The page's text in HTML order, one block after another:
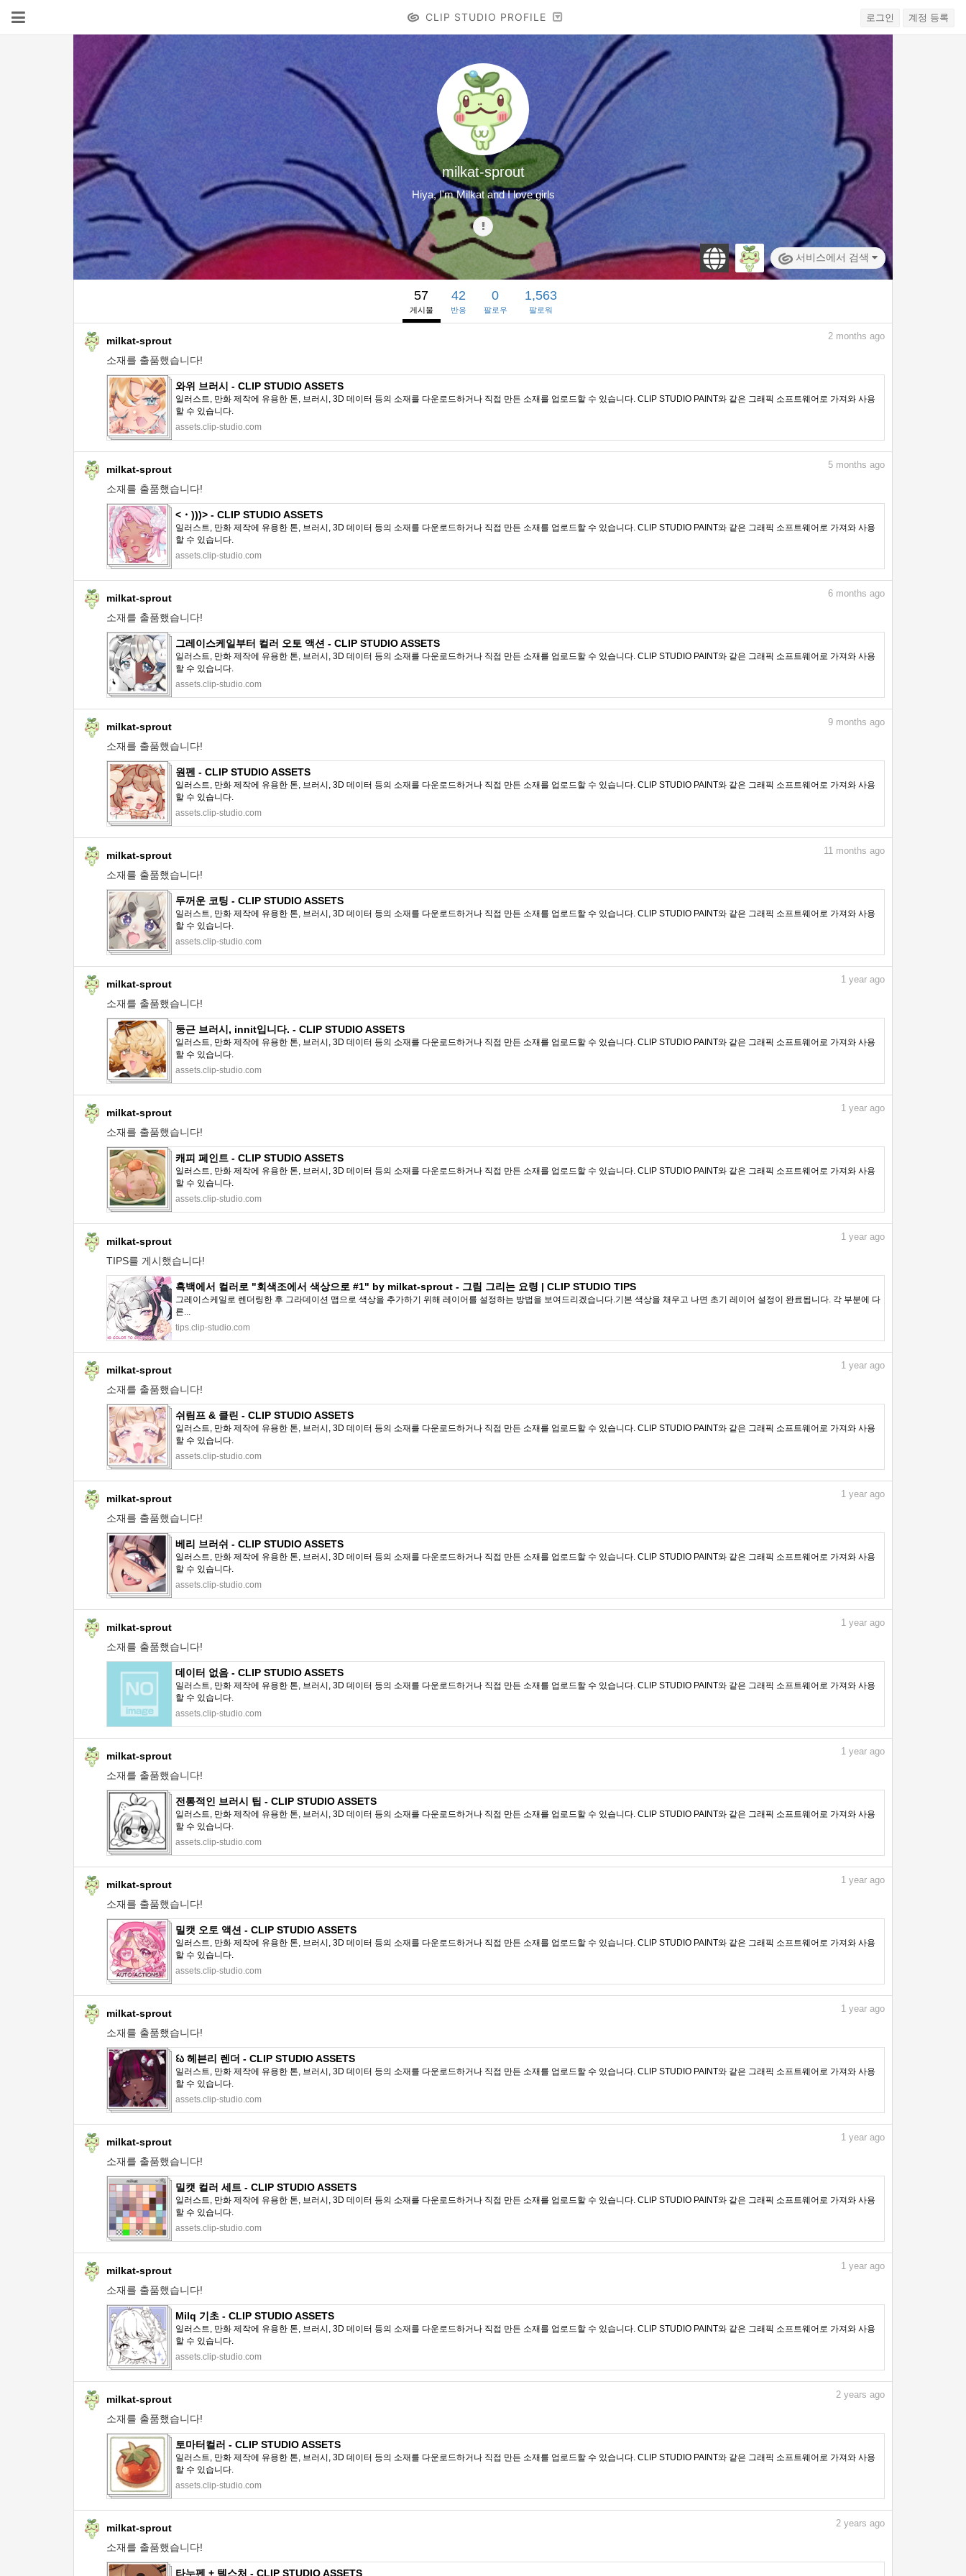
CLIP STUDIO PROFILE 로그인 계정 등록
milkat-sprout
Hiya, I'm Milkat and I love girls
서비스에서 검색
57
게시물
42
반응
0
팔로우
1,563
팔로워
milkat-sprout
소재를 출품했습니다!
2 months ago
와위 브러시 - CLIP STUDIO ASSETS
일러스트, 만화 제작에 유용한 톤, 브러시, 3D 데이터 등의 소재를 다운로드하거나 직접 만든 소재를 업로드할 수 있습니다. CLIP STUDIO PAINT와 같은 그래픽 소프트웨어로 가져와 사용
할 수 있습니다.
assets.clip-studio.com
milkat-sprout
소재를 출품했습니다!
5 months ago
<・)))> - CLIP STUDIO ASSETS
일러스트, 만화 제작에 유용한 톤, 브러시, 3D 데이터 등의 소재를 다운로드하거나 직접 만든 소재를 업로드할 수 있습니다. CLIP STUDIO PAINT와 같은 그래픽 소프트웨어로 가져와 사용
할 수 있습니다.
assets.clip-studio.com
milkat-sprout
소재를 출품했습니다!
6 months ago
그레이스케일부터 컬러 오토 액션 - CLIP STUDIO ASSETS
일러스트, 만화 제작에 유용한 톤, 브러시, 3D 데이터 등의 소재를 다운로드하거나 직접 만든 소재를 업로드할 수 있습니다. CLIP STUDIO PAINT와 같은 그래픽 소프트웨어로 가져와 사용
할 수 있습니다.
assets.clip-studio.com
milkat-sprout
소재를 출품했습니다!
9 months ago
원펜 - CLIP STUDIO ASSETS
일러스트, 만화 제작에 유용한 톤, 브러시, 3D 데이터 등의 소재를 다운로드하거나 직접 만든 소재를 업로드할 수 있습니다. CLIP STUDIO PAINT와 같은 그래픽 소프트웨어로 가져와 사용
할 수 있습니다.
assets.clip-studio.com
milkat-sprout
소재를 출품했습니다!
11 months ago
두꺼운 코팅 - CLIP STUDIO ASSETS
일러스트, 만화 제작에 유용한 톤, 브러시, 3D 데이터 등의 소재를 다운로드하거나 직접 만든 소재를 업로드할 수 있습니다. CLIP STUDIO PAINT와 같은 그래픽 소프트웨어로 가져와 사용
할 수 있습니다.
assets.clip-studio.com
milkat-sprout
소재를 출품했습니다!
1 year ago
둥근 브러시, innit입니다. - CLIP STUDIO ASSETS
일러스트, 만화 제작에 유용한 톤, 브러시, 3D 데이터 등의 소재를 다운로드하거나 직접 만든 소재를 업로드할 수 있습니다. CLIP STUDIO PAINT와 같은 그래픽 소프트웨어로 가져와 사용
할 수 있습니다.
assets.clip-studio.com
milkat-sprout
소재를 출품했습니다!
1 year ago
캐피 페인트 - CLIP STUDIO ASSETS
일러스트, 만화 제작에 유용한 톤, 브러시, 3D 데이터 등의 소재를 다운로드하거나 직접 만든 소재를 업로드할 수 있습니다. CLIP STUDIO PAINT와 같은 그래픽 소프트웨어로 가져와 사용
할 수 있습니다.
assets.clip-studio.com
milkat-sprout
TIPS를 게시했습니다!
1 year ago
흑백에서 컬러로 "회색조에서 색상으로 #1" by milkat-sprout - 그림 그리는 요령 | CLIP STUDIO TIPS
그레이스케일로 렌더링한 후 그라데이션 맵으로 색상을 추가하기 위해 레이어를 설정하는 방법을 보여드리겠습니다.기본 색상을 채우고 나면 초기 레이어 설정이 완료됩니다. 각 부분에 다
른...
tips.clip-studio.com
milkat-sprout
소재를 출품했습니다!
1 year ago
쉬림프 & 클린 - CLIP STUDIO ASSETS
일러스트, 만화 제작에 유용한 톤, 브러시, 3D 데이터 등의 소재를 다운로드하거나 직접 만든 소재를 업로드할 수 있습니다. CLIP STUDIO PAINT와 같은 그래픽 소프트웨어로 가져와 사용
할 수 있습니다.
assets.clip-studio.com
milkat-sprout
소재를 출품했습니다!
1 year ago
베리 브러쉬 - CLIP STUDIO ASSETS
일러스트, 만화 제작에 유용한 톤, 브러시, 3D 데이터 등의 소재를 다운로드하거나 직접 만든 소재를 업로드할 수 있습니다. CLIP STUDIO PAINT와 같은 그래픽 소프트웨어로 가져와 사용
할 수 있습니다.
assets.clip-studio.com
milkat-sprout
소재를 출품했습니다!
1 year ago
데이터 없음 - CLIP STUDIO ASSETS
일러스트, 만화 제작에 유용한 톤, 브러시, 3D 데이터 등의 소재를 다운로드하거나 직접 만든 소재를 업로드할 수 있습니다. CLIP STUDIO PAINT와 같은 그래픽 소프트웨어로 가져와 사용
할 수 있습니다.
assets.clip-studio.com
milkat-sprout
소재를 출품했습니다!
1 year ago
전통적인 브러시 팁 - CLIP STUDIO ASSETS
일러스트, 만화 제작에 유용한 톤, 브러시, 3D 데이터 등의 소재를 다운로드하거나 직접 만든 소재를 업로드할 수 있습니다. CLIP STUDIO PAINT와 같은 그래픽 소프트웨어로 가져와 사용
할 수 있습니다.
assets.clip-studio.com
milkat-sprout
소재를 출품했습니다!
1 year ago
밀캣 오토 액션 - CLIP STUDIO ASSETS
일러스트, 만화 제작에 유용한 톤, 브러시, 3D 데이터 등의 소재를 다운로드하거나 직접 만든 소재를 업로드할 수 있습니다. CLIP STUDIO PAINT와 같은 그래픽 소프트웨어로 가져와 사용
할 수 있습니다.
assets.clip-studio.com
milkat-sprout
소재를 출품했습니다!
1 year ago
꒰ა 헤븐리 렌더 - CLIP STUDIO ASSETS
일러스트, 만화 제작에 유용한 톤, 브러시, 3D 데이터 등의 소재를 다운로드하거나 직접 만든 소재를 업로드할 수 있습니다. CLIP STUDIO PAINT와 같은 그래픽 소프트웨어로 가져와 사용
할 수 있습니다.
assets.clip-studio.com
milkat-sprout
소재를 출품했습니다!
1 year ago
밀캣 컬러 세트 - CLIP STUDIO ASSETS
일러스트, 만화 제작에 유용한 톤, 브러시, 3D 데이터 등의 소재를 다운로드하거나 직접 만든 소재를 업로드할 수 있습니다. CLIP STUDIO PAINT와 같은 그래픽 소프트웨어로 가져와 사용
할 수 있습니다.
assets.clip-studio.com
milkat-sprout
소재를 출품했습니다!
1 year ago
Milq 기초 - CLIP STUDIO ASSETS
일러스트, 만화 제작에 유용한 톤, 브러시, 3D 데이터 등의 소재를 다운로드하거나 직접 만든 소재를 업로드할 수 있습니다. CLIP STUDIO PAINT와 같은 그래픽 소프트웨어로 가져와 사용
할 수 있습니다.
assets.clip-studio.com
milkat-sprout
소재를 출품했습니다!
2 years ago
토마터컬러 - CLIP STUDIO ASSETS
일러스트, 만화 제작에 유용한 톤, 브러시, 3D 데이터 등의 소재를 다운로드하거나 직접 만든 소재를 업로드할 수 있습니다. CLIP STUDIO PAINT와 같은 그래픽 소프트웨어로 가져와 사용
할 수 있습니다.
assets.clip-studio.com
milkat-sprout
소재를 출품했습니다!
2 years ago
타누펜 + 텍스처 - CLIP STUDIO ASSETS